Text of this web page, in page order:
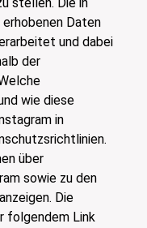
stellen. Die in
Daten
und dabei
der
wie diese
in
über
sowie zu den
Die
folgendem Link